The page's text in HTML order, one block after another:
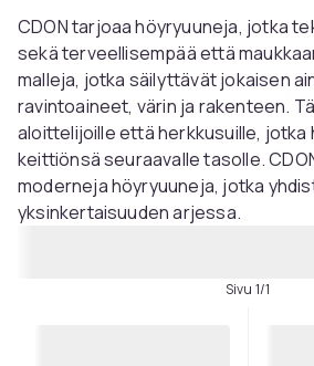
CDON tarjoaa höyryuuneja, jotka
sekä terveellisempää että
malleja, jotka säilyttävät jokaisen
ravintoaineet, värin ja rakenteen.
aloittelijoille että herkkusuille, jotka
keittiönsä seuraavalle tasolle.
moderneja höyryuuneja, jotka
yksinkertaisuuden arjessa.
Sivu 1/1